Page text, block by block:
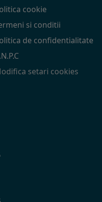
cookie
si conditii
de confidentialitate
setari cookies